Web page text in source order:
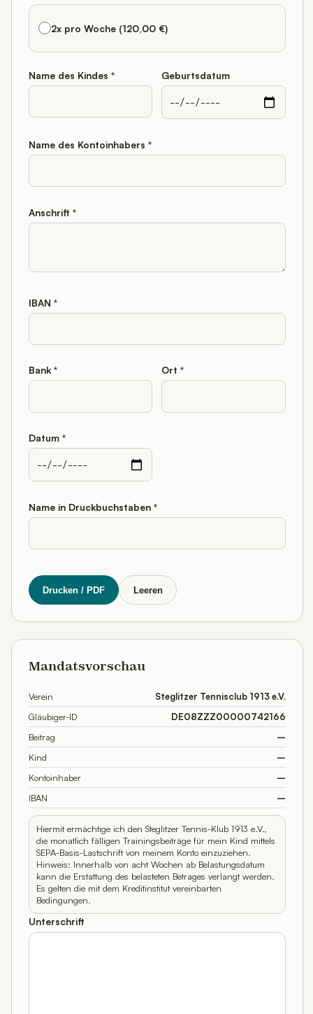
2x pro Woche(120,00 €)
Name des Kindes * Geburtsdatum
Name des Kontoinhabers *
Anschrift *
IBAN *
Bank * Ort *
Datum *
Name in Druckbuchstaben *
Drucken / PDF Leeren
Mandatsvorschau
Verein
Steglitzer Tennisclub 1913 e.V.
Gläubiger-ID
DE08ZZZ00000742166
Beitrag
–
Kind
–
Kontoinhaber
–
IBAN
–
Hiermit ermächtige ich den Steglitzer Tennis-Klub 1913 e.V.,
die monatlich fälligen Trainingsbeiträge für mein Kind mittels
SEPA-Basis-Lastschrift von meinem Konto einzuziehen.
Hinweis: Innerhalb von acht Wochen ab Belastungsdatum
kann die Erstattung des belasteten Betrages verlangt werden.
Es gelten die mit dem Kreditinstitut vereinbarten
Bedingungen.
Unterschrift